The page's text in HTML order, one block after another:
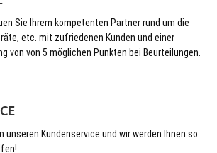
Sie Ihrem kompetenten Partner rund um die
etc. mit zufriedenen Kunden und einer
von von 5 möglichen Punkten bei Beurteilungen.
unseren Kundenservice und wir werden Ihnen so